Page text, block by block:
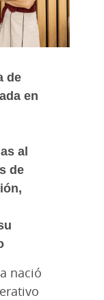
de
en
al
de
nació